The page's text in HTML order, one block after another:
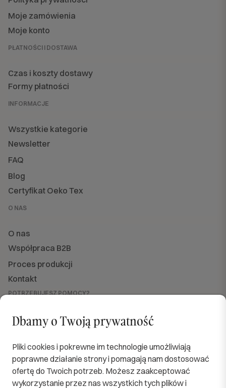
Moje zamówienia
Moje konto
PŁATNOŚCI I DOSTAWA
Czas i koszty dostawy
Formy płatności
INFORMACJE
Wszystkie kategorie
Newsletter
FAQ
Blog
Certyfikat Oeko Tex
O NAS
O nas
Współpraca B2B
Proces produkcji
Kontakt
POTRZEBUJESZ POMOCY?
od PN do PT w godzinach od 8:00 do 16:00.
sklep@softimi.pl +48 570 571 060
OBSERWUJ NAS
Dbamy o Twoją prywatność
Pliki cookies i pokrewne im technologie umożliwiają
poprawne działanie strony i pomagają nam dostosować
ofertę do Twoich potrzeb. Możesz zaakceptować
wykorzystanie przez nas wszystkich tych plików i